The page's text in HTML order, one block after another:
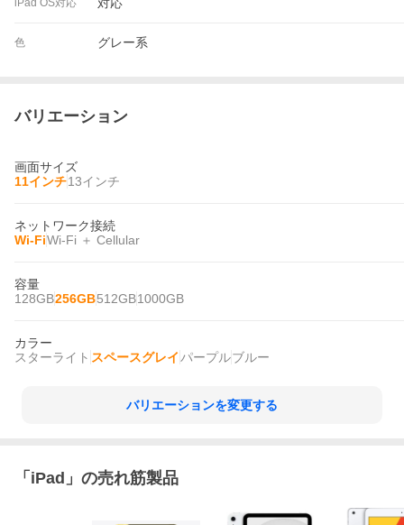
iPad OS対応
色 グレー系
バリエーション
画面サイズ
11インチ13インチ
ネットワーク接続
Wi-FiWi-Fi ＋ Cellular
容量
128GB256GB512GB1000GB
カラー
スターライト スペースグレイ パープルブルー
バリエーションを変更する
「 iPad 」の売れ筋製品